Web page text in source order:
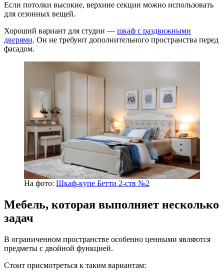
Если потолки высокие, верхние секции можно использовать
для сезонных вещей.
Хороший вариант для студии — шкаф с раздвижными
дверями. Он не требуют дополнительного пространства перед
фасадом.
На фото: Шкаф-купе Бетти 2-ств №2
Мебель, которая выполняет несколько
задач
В ограниченном пространстве особенно ценными являются
предметы с двойной функцией.
Стоит присмотреться к таким вариантам: